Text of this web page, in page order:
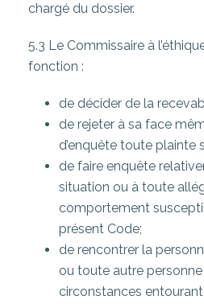
chargé du dossier.
5.3 Le Commissaire à
fonction :
de décider de la
de rejeter à sa face
d’enquête toute plainte
de faire enquête
situation ou à toute
comportement
présent Code;
de rencontrer la
ou toute autre
circonstances entourant